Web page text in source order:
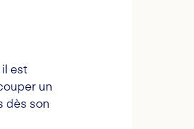
est
un
dès son